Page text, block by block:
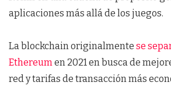
aplicaciones más allá de los juegos.
La blockchain originalmente se
Ethereumen 2021 en busca de
red y tarifas de transacción más